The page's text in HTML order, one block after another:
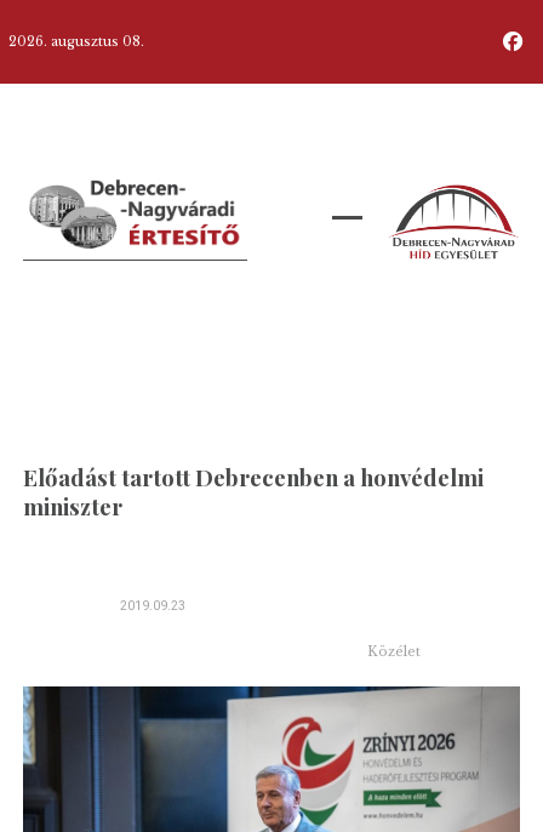
2026. augusztus 08.
Előadást tartott Debrecenben a honvédelmi
miniszter
2019.09.23
Közélet